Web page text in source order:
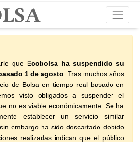
que Ecobolsa ha suspendido su
1 de agosto . Tras muchos años
de Bolsa en tiempo real basado en
visto obligados a suspender el
no es viable económicamente. Se ha
establecer un servicio similar
embargo ha sido descartado debido
realizadas indican que el público